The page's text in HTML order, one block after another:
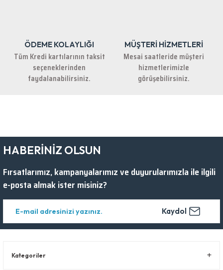
ÖDEME KOLAYLIĞI
Tüm Kredi kartılarının taksit
seçeneklerinden
faydalanabilirsiniz.
MÜŞTERİ HİZMETLERİ
Mesai saatleride müşteri
hizmetlerimizle
görüşebilirsiniz.
HABERİNİZ OLSUN
Fırsatlarımız, kampanyalarımız ve duyurularımızla ile ilgili
e-posta almak ister misiniz?
Kaydol
Kategoriler